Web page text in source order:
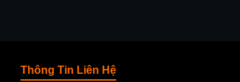
Thông Tin Liên Hệ